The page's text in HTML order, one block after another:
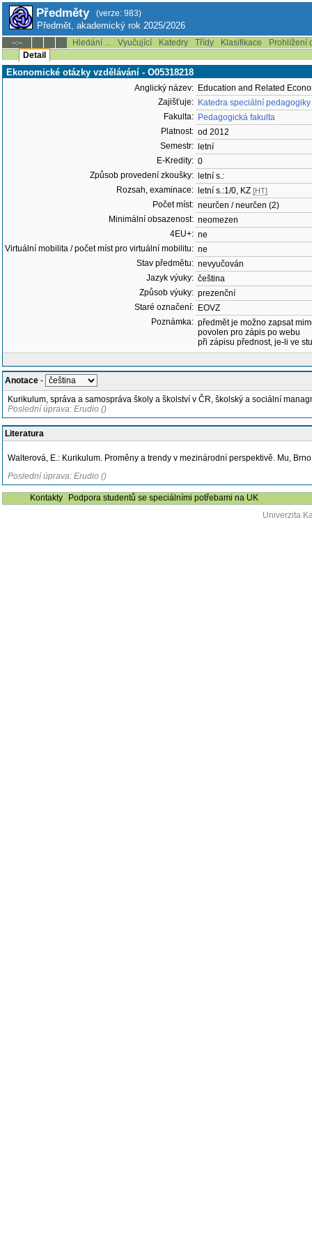
Předměty (verze: 983)
Předmět, akademický rok 2025/2026
--:-- Hledání ... Vyučující Katedry Třídy Klasifikace
Prohlížení
Detail
Ekonomické otázky vzdělávání - O05318218
Anglický název: Education and Related
Zajišťuje: Katedra speciální
Fakulta: Pedagogická fakulta
Platnost: od 2012
Semestr:
letní
E-Kredity: 0
Způsob provedení zkoušky:
letní s.:
Rozsah, examinace:
letní s.:1/0, KZ [HT]
Počet míst: neurčen / neurčen (2)
Minimální obsazenost: neomezen
4EU+: ne
Virtuální mobilita / počet míst pro virtuální mobilitu: ne
Stav předmětu: nevyučován
Jazyk výuky: čeština
Způsob výuky: prezenční
Staré označení: EOVZ
Poznámka: předmět je možno zapsat
povolen pro zápis po webu
při zápisu přednost, je-li ve
Anotace -
Kurikulum, správa a samospráva školy a školství v ČR, školský a sociální
Poslední úprava: Erudio ()
Literatura
Walterová, E.: Kurikulum. Proměny a trendy v mezinárodní perspektivě. Mu,
Poslední úprava: Erudio ()
Kontakty
Podpora studentů se speciálními potřebami na UK
Univerzita